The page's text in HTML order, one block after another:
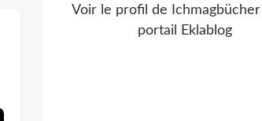
Voir le profil de Ichmagbücher
portail Eklablog